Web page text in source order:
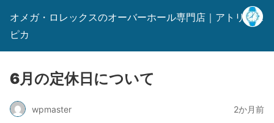
オメガ・ロレックスのオーバーホール専門店｜アトリエス
ピカ
6月の定休日について
wpmaster 2か月前